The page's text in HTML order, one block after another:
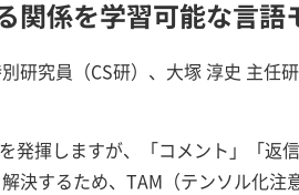
関係を学習可能な言語
研究員（CS研）、大塚 淳史 主任
揮しますが、「コメント」「返
決するため、TAM（テンソル化